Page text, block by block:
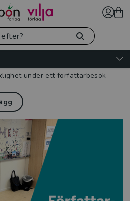
under ett författarbesök